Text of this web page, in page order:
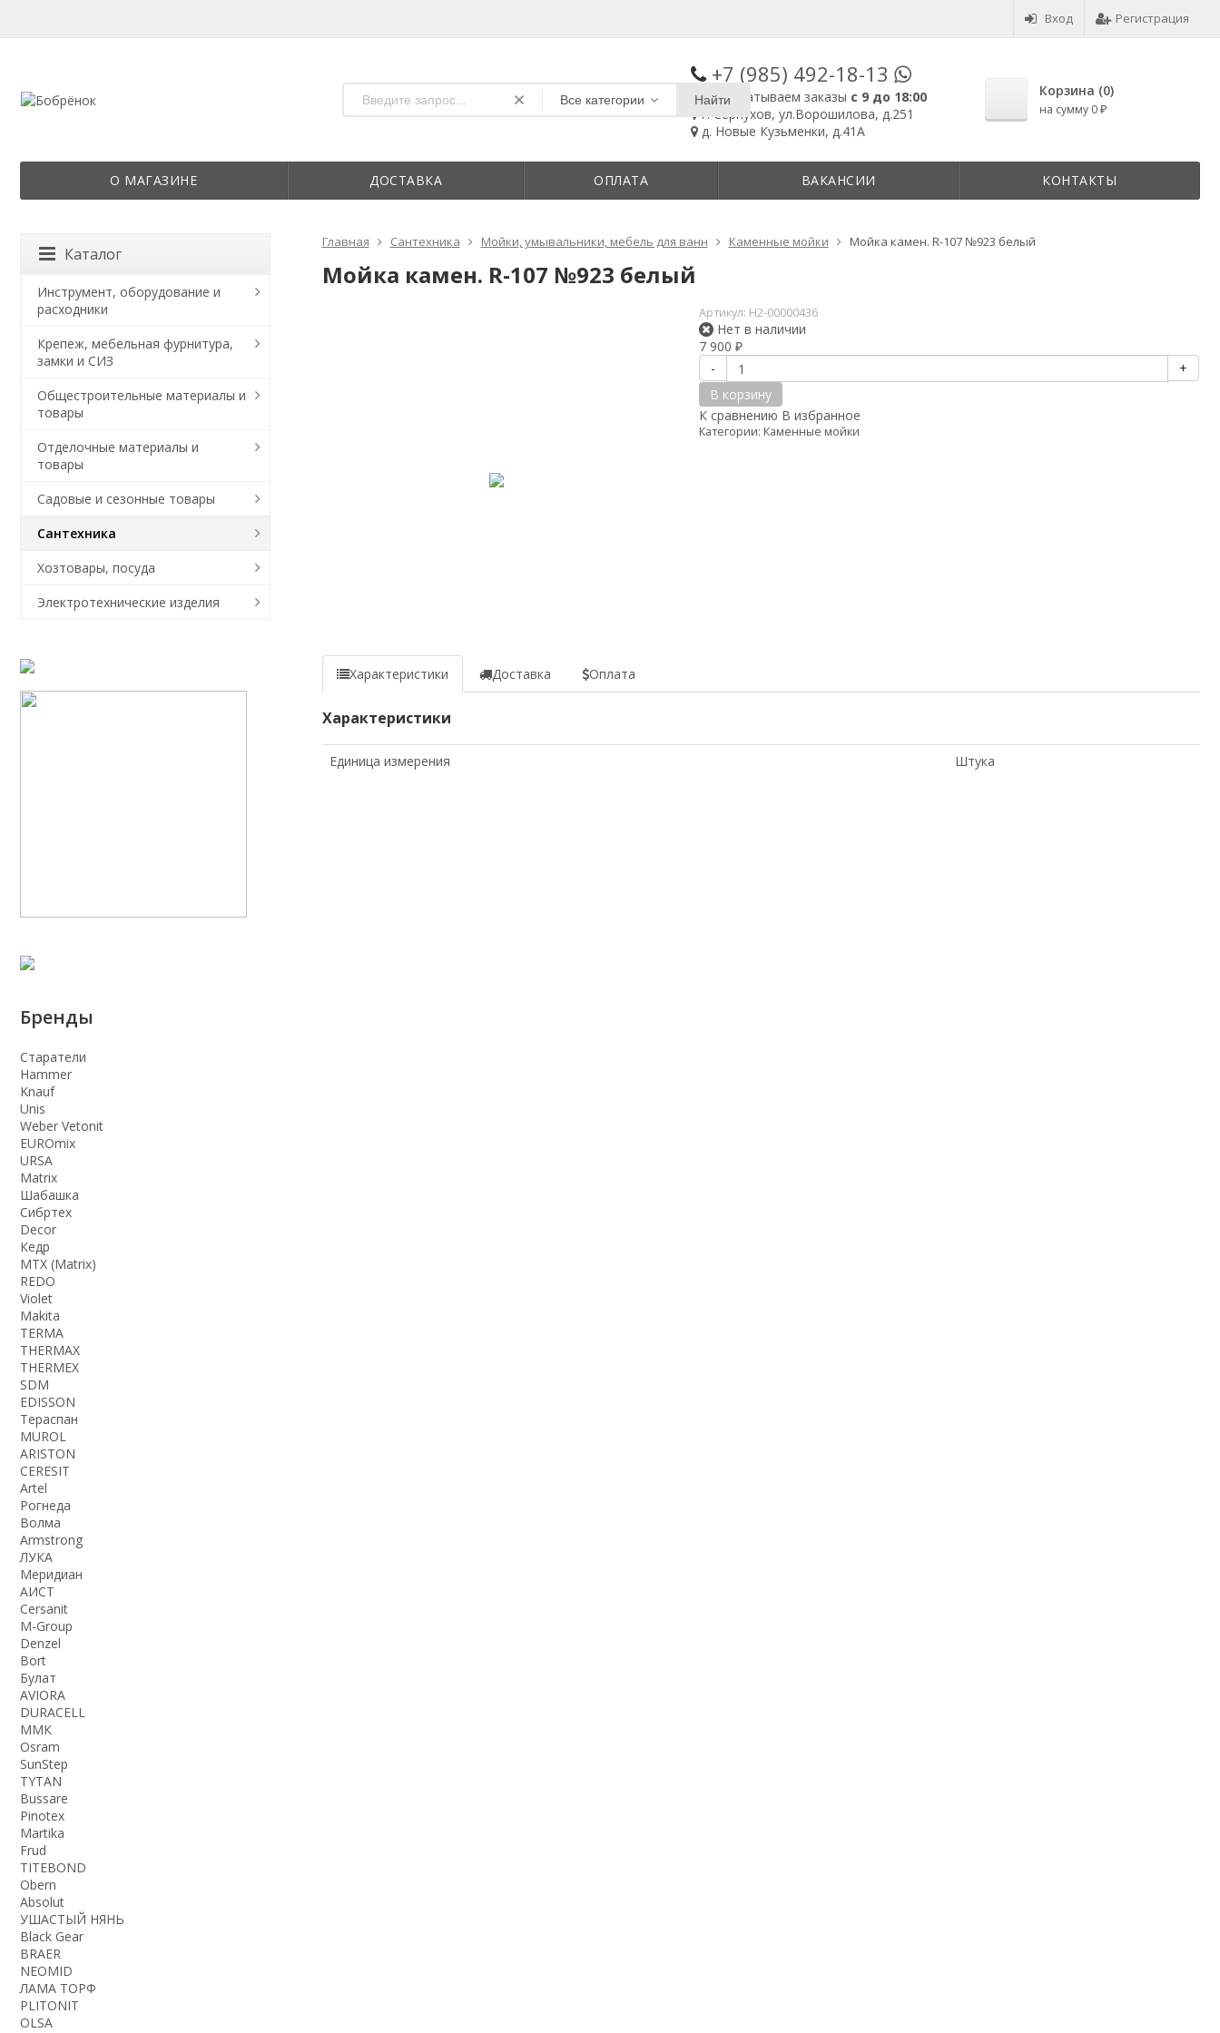
Вход Регистрация
Все категории Найти
+7 (985) 492-18-13
Обрабатываем заказы с 9 до 18:00
г. Серпухов, ул.Ворошилова, д.251
д. Новые Кузьменки, д.41А
Корзина (0)
на сумму 0 ₽
О МАГАЗИНЕ ДОСТАВКА ОПЛАТА ВАКАНСИИ КОНТАКТЫ
Главная Сантехника Мойки, умывальники, мебель для ванн Каменные мойки Мойка камен. R-107 №923 белый
Мойка камен. R-107 №923 белый
Артикул: Н2-00000436
Нет в наличии
7 900₽
-
+
В корзину
К сравнению В избранное
Категории: Каменные мойки
Характеристики Доставка Оплата
Характеристики
Единица измерения Штука
Каталог
Инструмент, оборудование и
расходники
Крепеж, мебельная фурнитура,
замки и СИЗ
Общестроительные материалы и
товары
Отделочные материалы и
товары
Садовые и сезонные товары
Сантехника
Хозтовары, посуда
Электротехнические изделия
Бренды
Старатели
Hammer
Knauf
Unis
Weber Vetonit
EUROmix
URSA
Matrix
Шабашка
Сибртех
Decor
Кедр
MTX (Matrix)
REDO
Violet
Makita
TERMA
THERMАX
THERMEX
SDM
EDISSON
Тераспан
MUROL
ARISTON
CERESIT
Artel
Рогнеда
Волма
Armstrong
ЛУКА
Меридиан
АИСТ
Cersanit
M-Group
Denzel
Bort
Булат
AVIORA
DURACELL
ММК
Osram
SunStep
TYTAN
Bussare
Pinotex
Martika
Frud
TITEBOND
Obern
Absolut
УШАСТЫЙ НЯНЬ
Black Gear
BRAER
NEOMID
ЛАМА ТОРФ
PLITONIT
OLSA